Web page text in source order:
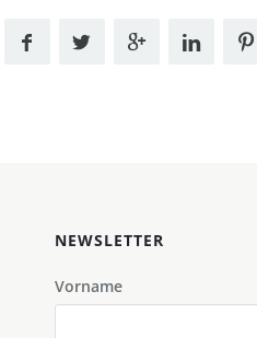
NEWSLETTER
Vorname